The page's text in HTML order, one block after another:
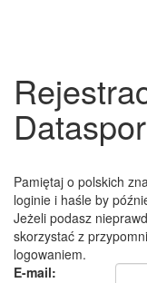
Pamiętaj o polskich
loginie i haśle by
Jeżeli podasz
skorzystać z
logowaniem.
E-mail: